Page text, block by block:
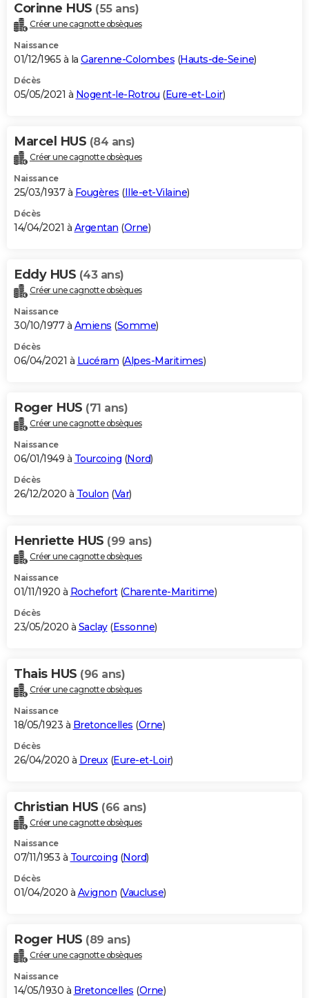
Corinne HUS (55 ans)
Créer une cagnotte obsèques
Naissance
01/12/1965 à la Garenne-Colombes (Hauts-de-Seine)
Décès
05/05/2021 à Nogent-le-Rotrou (Eure-et-Loir)
Marcel HUS (84 ans)
Créer une cagnotte obsèques
Naissance
25/03/1937 à Fougères (Ille-et-Vilaine)
Décès
14/04/2021 à Argentan (Orne)
Eddy HUS (43 ans)
Créer une cagnotte obsèques
Naissance
30/10/1977 à Amiens (Somme)
Décès
06/04/2021 à Lucéram (Alpes-Maritimes)
Roger HUS (71 ans)
Créer une cagnotte obsèques
Naissance
06/01/1949 à Tourcoing (Nord)
Décès
26/12/2020 à Toulon (Var)
Henriette HUS (99 ans)
Créer une cagnotte obsèques
Naissance
01/11/1920 à Rochefort(Charente-Maritime)
Décès
23/05/2020 à Saclay(Essonne)
Thais HUS (96 ans)
Créer une cagnotte obsèques
Naissance
18/05/1923 à Bretoncelles (Orne)
Décès
26/04/2020 à Dreux (Eure-et-Loir)
Christian HUS (66 ans)
Créer une cagnotte obsèques
Naissance
07/11/1953 à Tourcoing (Nord)
Décès
01/04/2020 à Avignon (Vaucluse)
Roger HUS (89 ans)
Créer une cagnotte obsèques
Naissance
14/05/1930 à Bretoncelles (Orne)